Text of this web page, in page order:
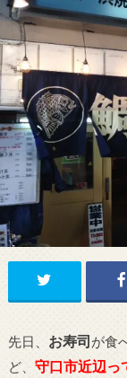
先日、 お寿司が食
ど、 守口市近辺っ